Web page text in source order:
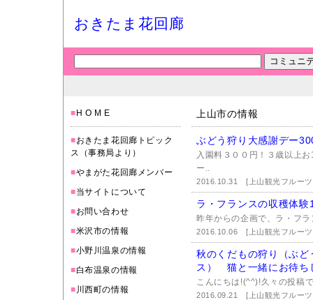
おきたま花回廊
■ H O M E
■おきたま花回廊トピック
ス（事務局より）
■やまがた花回廊メンバー
■当サイトについて
■お問い合わせ
■米沢市の情報
■小野川温泉の情報
■白布温泉の情報
■ 川西町の情報
上山市の情報
ぶどう狩り大感謝デー
入園料３００円！３歳以上
ー..
2016.10.31[上山観光フルー
ラ・フランスの収穫体
昨年からの企画で、ラ・フ
2016.10.06[上山観光フルー
秋のくだもの狩り（ぶ
ス） 猫と一緒にお待ち
こんにちは!(^^)!久々の投稿
2016.09.21[上山観光フルー